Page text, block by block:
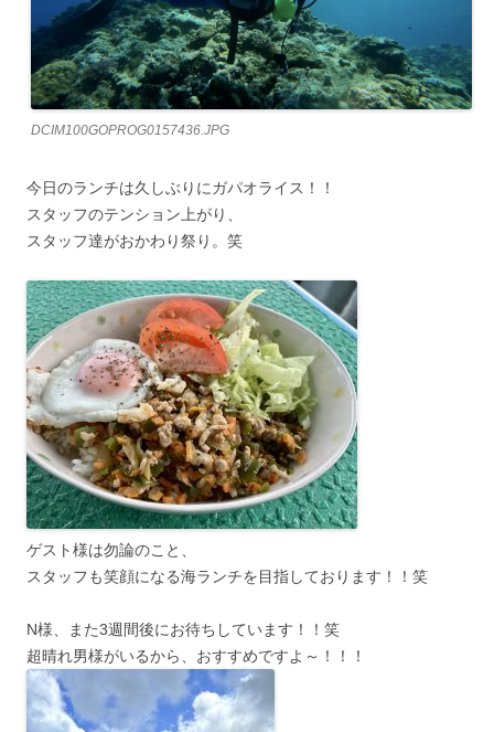
DCIM100GOPROG0157436.JPG
今日のランチは久しぶりにガパオライス！！
スタッフのテンション上がり、
スタッフ達がおかわり祭り。笑
ゲスト様は勿論のこと、
スタッフも笑顔になる海ランチを目指しております！！笑
N様、また3週間後にお待ちしています！！笑
超晴れ男様がいるから、おすすめですよ～！！！